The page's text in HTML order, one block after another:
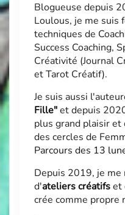
Blogueuse depuis
Loulous, je me suis
techniques de
Success Coaching,
Créativité (Journal
et Tarot Créatif).
Je suis aussi
Fille"et depuis
plus grand plaisir
des cercles de
Parcours des 13
Depuis 2019, je me
d'ateliers créatifset
crée comme propre